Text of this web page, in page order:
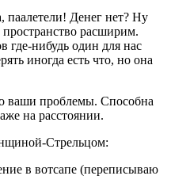
паалетели! Денег нет? Ну
расширим.
где-нибудь один для нас
иногда есть что, но она
ваши проблемы. Способна
на расстоянии.
Стрельцом:
в вотсапе (переписываю